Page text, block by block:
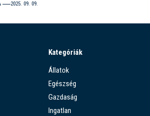
2025. 09. 09.
Kategóriák
Állatok
Egészség
Gazdaság
Ingatlan